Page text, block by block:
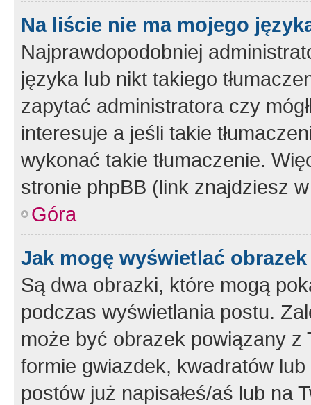
Na liście nie ma mojego
Najprawdopodobniej
języka lub nikt takiego
zapytać administratora czy
interesuje a jeśli takie
wykonać takie tłumaczenie.
stronie phpBB (link znajdziesz
Góra
Jak mogę wyświetlać
Są dwa obrazki, które mogą
podczas wyświetlania postu.
może być obrazek powiązany z
formie gwiazdek, kwadratów
postów już napisałeś/aś lub na